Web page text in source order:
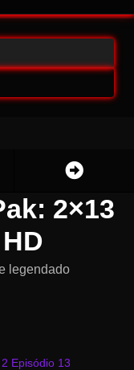
2×13
legendado
Episódio 13